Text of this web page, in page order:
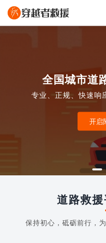
全国城市道
专业、正规、快速响
开启
道路救援
保持初心，砥砺前行，